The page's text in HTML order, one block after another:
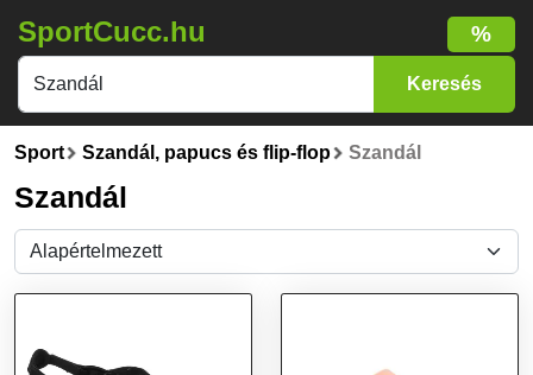
SportCucc.hu %
Sport Szandál, papucs és flip-flop Szandál
Szandál